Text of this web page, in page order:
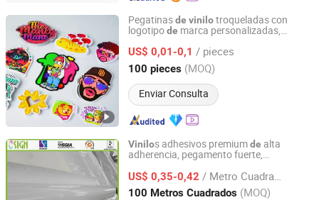
Pegatinasde vinilotroqueladas con
logotipode marca personalizadas,
para laptop, impresas en UV, pegatinas
dedibujos animados para uso en
manualidadesdevelas
US$ 0,01-0,1 / pieces
100 pieces (MOQ)
Enviar Consulta
HENG LI Label Printing Co., Ltd.
Shandong, China Desde 2024
Vinilos adhesivos premiumde alta
adherencia, pegamento fuerte,
publicidaddelogotipos personalizados,
decoración decoches y paredes
US$ 0,35-0,42 / Metro Cuadrado
100 Metros Cuadrados (MOQ)
Oriency Sign Technology Industry Co., Ltd.
Shanghai, China Desde 2009